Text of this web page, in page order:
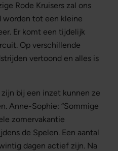
Rode Kruisers zal ons
worden tot een kleine
Er komt een tijdelijk
Op verschillende
vertoond en alles is
bij een inzet kunnen ze
Anne-Sophie: “Sommige
zomervakantie
de Spelen. Een aantal
dagen actief zijn. Na